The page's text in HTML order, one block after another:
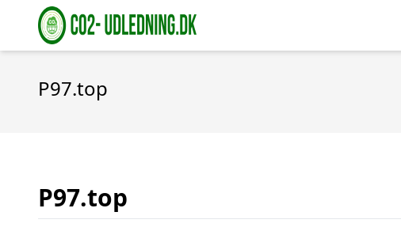
P97.top
P97.top